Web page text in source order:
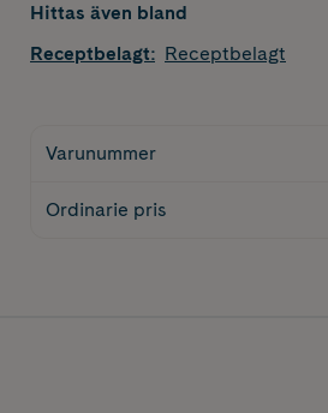
Hittas även bland
Receptbelagt: Receptbelagt
Varunummer
Ordinarie pris